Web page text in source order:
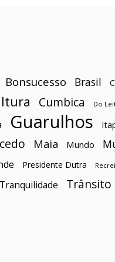
Bonsucesso Brasil
Cumbica Do
Guarulhos
Maia Mundo
Presidente Dutra
Tranquilidade Trânsito